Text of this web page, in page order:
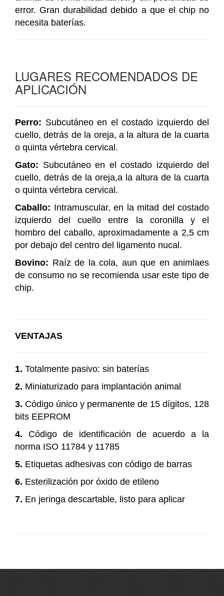
error. Gran durabilidad debido a que el chip no
necesita baterías.
LUGARES RECOMENDADOS DE
APLICACIÓN
Perro: Subcutáneo en el costado izquierdo del
cuello, detrás de la oreja, a la altura de la cuarta
o quinta vértebra cervical.
Gato: Subcutáneo en el costado izquierdo del
cuello, detrás de la oreja,a la altura de la cuarta
o quinta vértebra cervical.
Caballo: Intramuscular, en la mitad del costado
izquierdo del cuello entre la coronilla y el
hombro del caballo, aproximadamente a 2,5 cm
por debajo del centro del ligamento nucal.
Bovino: Raíz de la cola, aun que en animlaes
de consumo no se recomienda usar este tipo de
chip.
VENTAJAS
1. Totalmente pasivo: sin baterías
2. Miniaturizado para implantación animal
3. Código único y permanente de 15 dígitos, 128
bits EEPROM
4. Código de identificación de acuerdo a la
norma ISO 11784 y 11785
5. Etiquetas adhesivas con código de barras
6. Esterilización por óxido de etileno
7. En jeringa descartable, listo para aplicar